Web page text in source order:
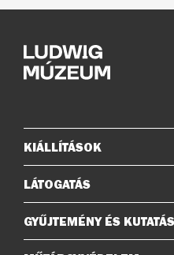
Oldaltérkép
KIÁLLÍTÁSOK
LÁTOGATÁS
GYŰJTEMÉNY ÉS KUTATÁS